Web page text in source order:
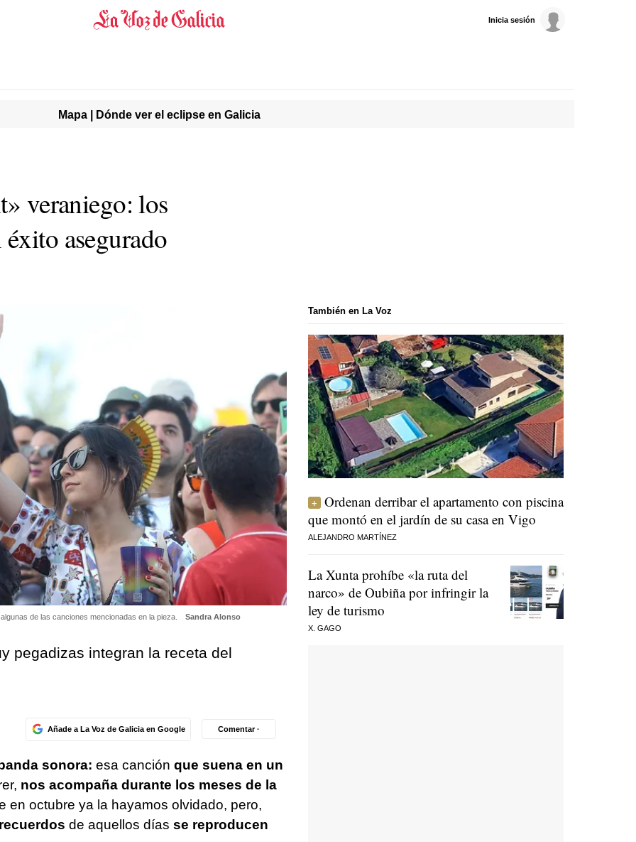
Inicia sesión
Mapa | Dónde ver el eclipse en Galicia
veraniego: los
asegurado
de las canciones mencionadas en la pieza. Sandra Alonso
pegadizas integran la receta del
Añade a La Voz de Galicia en Google Comentar ·
sonora: esa canción que suena en un
nos acompaña durante los meses de la
en octubre ya la hayamos olvidado, pero,
de aquellos días se reproducen
También en La Voz
Ordenan derribar el apartamento con piscina
que montó en el jardín de su casa en Vigo
ALEJANDRO MARTÍNEZ
La Xunta prohíbe «la ruta del
narco» de Oubiña por infringir la
ley de turismo
X. GAGO